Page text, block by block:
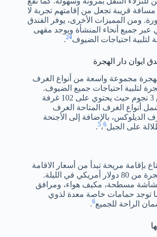
قريبة تجعل من إقامتهم تجربة لا
ومن المميزات الأخرى، يوفر الفندق
عبر جميع أنحاء المنشأة ويوجد مقهى
احتياجات الضيوف 24
.
ايوان دار الهجرة
مجموعة واسعة من أنواع الغرف
لتلبية احتياجات جميع الضيوف.
يمتاز الفندق بأنه فندق 3 نجوم حيث يحتوي على 102 غرفة
أنواع الغرف المتاحة الغرف
الديلوكس، بالإضافة إلى الأجنحة
على الجبل
5،6
.
بإقامة مريحة تبدأ من أسعار الاقامة
في فندق ايوان دار الهجرة من 80 دولار أمريكي في الليلة.
بشاشة مسطحة، مكيف هواء، ومرافق
توجد حمامات خاصة معدة لذوي
الراحة للجميع6
.